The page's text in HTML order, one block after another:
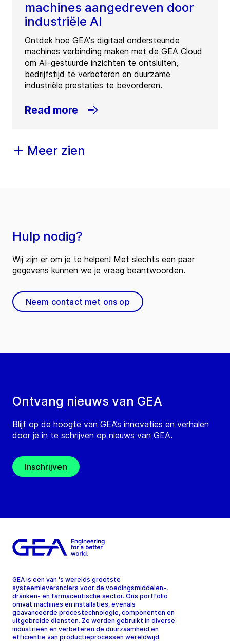
machines aangedreven door
industriële AI
Ontdek hoe GEA's digitaal ondersteunde
machines verbinding maken met de GEA Cloud
om AI-gestuurde inzichten te ontsluiten,
bedrijfstijd te verbeteren en duurzame
industriële prestaties te bevorderen.
Read more
Meer zien
Ontvang nieuws van GEA
Blijf op de hoogte van GEA’s innovaties en verhalen
door je in te schrijven op nieuws van GEA.
Inschrijven
Hulp nodig?
Wij zijn er om je te helpen! Met slechts een paar
gegevens kunnen we je vraag beantwoorden.
Neem contact met ons op
GEA is een van 's werelds grootste
systeemleveranciers voor de voedingsmiddelen-,
dranken- en farmaceutische sector. Ons portfolio
omvat machines en installaties, evenals
geavanceerde procestechnologie, componenten en
uitgebreide diensten. Ze worden gebruikt in diverse
industrieën en verbeteren de duurzaamheid en
efficiëntie van productieprocessen wereldwijd.